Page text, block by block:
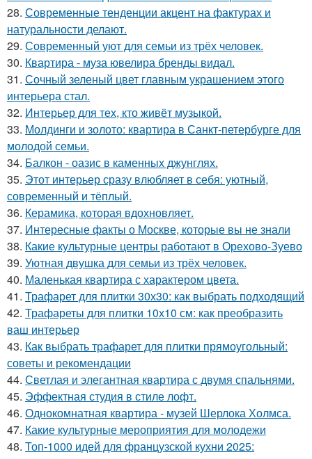
28. Современные тенденции акцент на фактурах и
натуральности делают.
29. Современный уют для семьи из трёх человек.
30. Квартира - муза ювелира бренды видал.
31. Сочный зеленый цвет главным украшением этого
интерьера стал.
32. Интерьер для тех, кто живёт музыкой.
33. Молдинги и золото: квартира в Санкт-петербурге для
молодой семьи.
34. Балкон - оазис в каменных джунглях.
35. Этот интерьер сразу влюбляет в себя: уютный,
современный и тёплый.
36. Керамика, которая вдохновляет.
37. Интересные факты о Москве, которые вы не знали
38. Какие культурные центры работают в Орехово-Зуево
39. Уютная двушка для семьи из трёх человек.
40. Маленькая квартира с характером цвета.
41. Трафарет для плитки 30х30: как выбрать подходящий
42. Трафареты для плитки 10х10 см: как преобразить
ваш интерьер
43. Как выбрать трафарет для плитки прямоугольный:
советы и рекомендации
44. Светлая и элегантная квартира с двумя спальнями.
45. Эффектная студия в стиле лофт.
46. Однокомнатная квартира - музей Шерлока Холмса.
47. Какие культурные мероприятия для молодежи
48. Топ-1000 идей для французской кухни 2025: